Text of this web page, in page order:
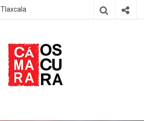
Tlaxcala
Cámara